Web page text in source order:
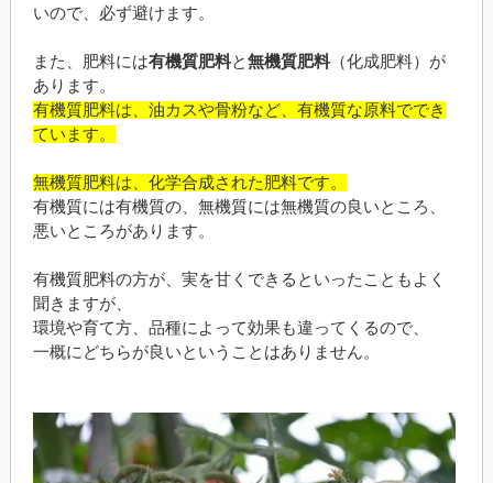
いので、必ず避けます。
また、肥料には有機質肥料と無機質肥料（化成肥料）が
あります。
有機質肥料は、油カスや骨粉など、有機質な原料ででき
ています。
無機質肥料は、化学合成された肥料です。
有機質には有機質の、無機質には無機質の良いところ、
悪いところがあります。
有機質肥料の方が、実を甘くできるといったこともよく
聞きますが、
環境や育て方、品種によって効果も違ってくるので、
一概にどちらが良いということはありません。